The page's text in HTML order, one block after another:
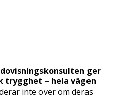
ger
trygghet – hela vägen
inte över om deras